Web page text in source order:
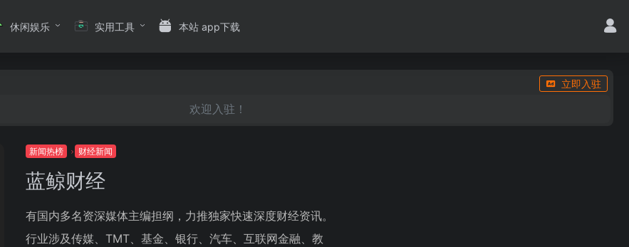
休闲娱乐 实用工具 本站 app下载
立即入驻
欢迎入驻！
新闻热榜 财经新闻
蓝鲸财经
有国内多名资深媒体主编担纲，力推独家快速深度财经资讯。
行业涉及传媒、TMT、基金、银行、汽车、互联网金融、教